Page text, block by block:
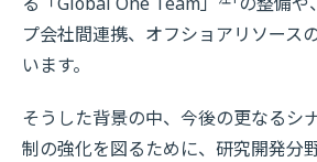
プ会社間連携、オフショアリソース
います。
そうした背景の中、今後の更なるシ
制の強化を図るために、研究開発分